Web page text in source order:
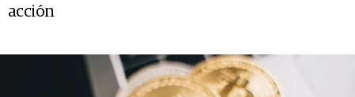
acción